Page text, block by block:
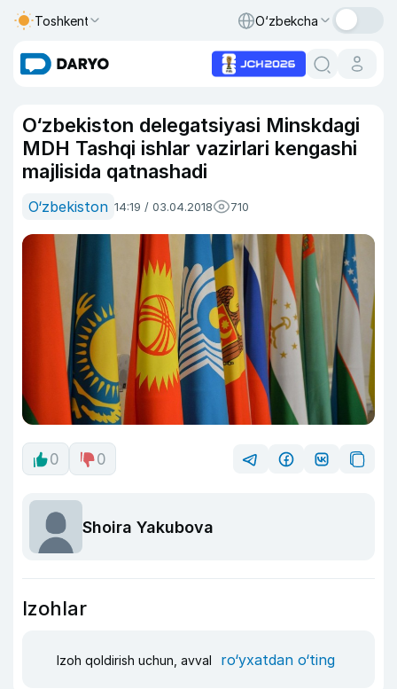
Toshkent O‘zbekcha
O‘zbekiston delegatsiyasi Minskdagi
MDH Tashqi ishlar vazirlari kengashi
majlisida qatnashadi
O‘zbekiston 14:19 / 03.04.2018 710
0 0
Shoira Yakubova
Izohlar
Izoh qoldirish uchun, avval ro‘yxatdan o‘ting